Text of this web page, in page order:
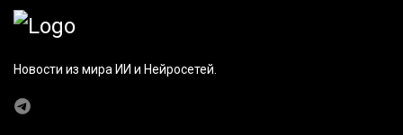
Новости из мира ИИ и Нейросетей.